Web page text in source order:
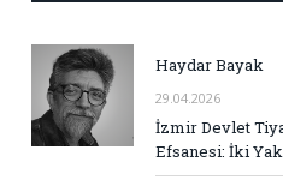
Haydar Bayak
29.04.2026
İzmir Devlet
Efsanesi: İki